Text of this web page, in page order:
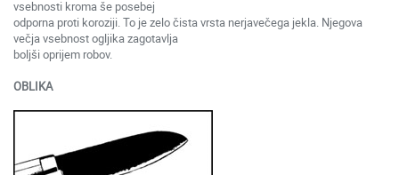
vsebnosti kroma še posebej
odporna proti koroziji. To je zelo čista vrsta nerjavečega jekla. Njegova
večja vsebnost ogljika zagotavlja
boljši oprijem robov.
OBLIKA